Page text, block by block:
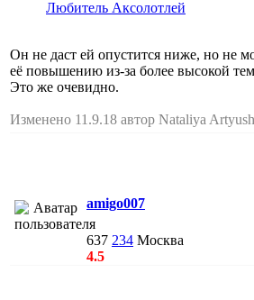
Любитель Аксолотлей
Он не даст ей опустится ниже, но не
её повышению из-за более высокой
Это же очевидно.
Изменено 11.9.18 автор Nataliya
amigo007
637 234 Москва
4.5